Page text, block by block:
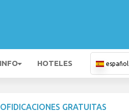
HOTELES español
GRATUITAS